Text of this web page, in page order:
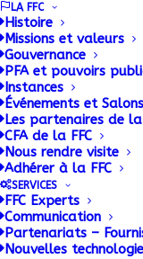
LA FFC
Histoire
Missions et valeurs
Gouvernance
PFA et pouvoirs
Instances
Événements et Salons
Les partenaires de la
CFA de la FFC
Nous rendre visite
Adhérer à la FFC
SERVICES
FFC Experts
Communication
Partenariats –
Nouvelles
La FFC met à
une base